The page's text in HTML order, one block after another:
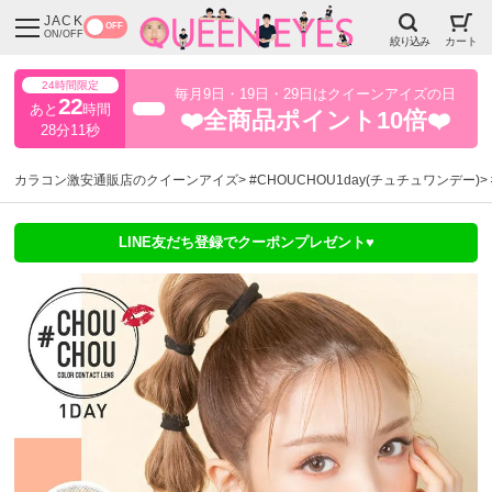
JACK
ON/OFF
OFF
絞り込み カート
24時間限定
あと 22時間
28分10秒
毎月9日・19日・29日はクイーンアイズの日
❤️全商品ポイント10倍❤️
カラコン激安通販店のクイーンアイズ #CHOUCHOU1day(チュチュワンデー)
LINE友だち登録でクーポンプレゼント♥